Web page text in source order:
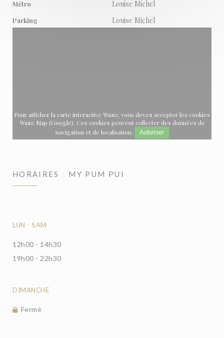
Métro Louise Michel
Parking Louise Michel
Pour afficher la carte interactive Waze, vous devez accepter les cookies
Waze Map (Google). Ces cookies peuvent collecter des données de
navigation et de localisation.
Autoriser
HORAIRES MY PUM PUI
LUN - SAM
12h00 - 14h30
19h00 - 22h30
DIMANCHE
Fermé